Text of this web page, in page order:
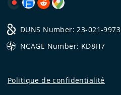
DUNS Number: 23-021-9973
NCAGE Number: KD8H7
Politique de confidentialité